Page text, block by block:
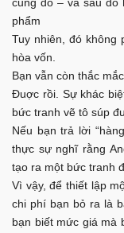
cung đó – và sau đó
phẩm
Tuy nhiên, đó không
hòa vốn.
Bạn vẫn còn thắc
Đuợc rồi. Sự khác
bức tranh vẽ tô súp
Nếu bạn trả lời
thực sự nghĩ rằng
tạo ra một bức tranh
Vì vậy, để thiết lập
chi phí bạn bỏ ra là
bạn biết mức giá mà